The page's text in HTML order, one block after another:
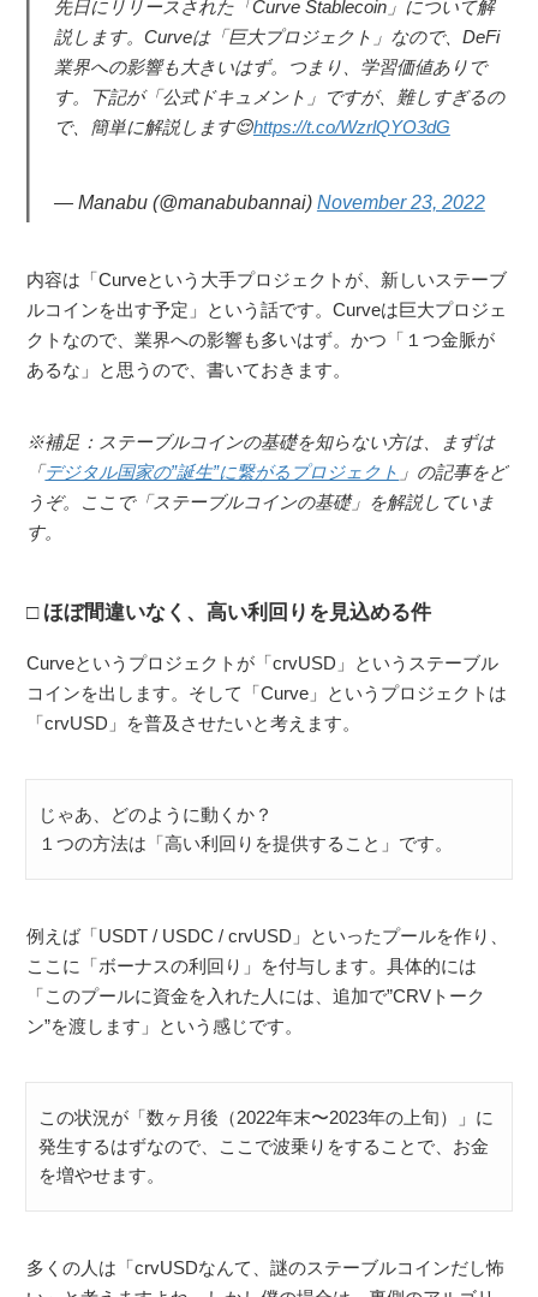
先日にリリースされた「Curve Stablecoin」について解
説します。Curveは「巨大プロジェクト」なので、DeFi
業界への影響も大きいはず。つまり、学習価値ありで
す。下記が「公式ドキュメント」ですが、難しすぎるの
で、簡単に解説します😌https://t.co/WzrlQYO3dG
— Manabu (@manabubannai) November 23, 2022
内容は「Curveという大手プロジェクトが、新しいステーブ
ルコインを出す予定」という話です。Curveは巨大プロジェ
クトなので、業界への影響も多いはず。かつ「１つ金脈が
あるな」と思うので、書いておきます。
※補足：ステーブルコインの基礎を知らない方は、まずは
「デジタル国家の”誕生”に繋がるプロジェクト 」の記事をど
うぞ。ここで「ステーブルコインの基礎」を解説していま
す。
ほぼ間違いなく、高い利回りを見込める件
Curveというプロジェクトが「crvUSD」というステーブル
コインを出します。そして「Curve」というプロジェクトは
「crvUSD」を普及させたいと考えます。
じゃあ、どのように動くか？
１つの方法は「高い利回りを提供すること」です。
例えば「USDT / USDC / crvUSD」といったプールを作り、
ここに「ボーナスの利回り」を付与します。具体的には
「このプールに資金を入れた人には、追加で”CRVトーク
ン”を渡します」という感じです。
この状況が「数ヶ月後（2022年末〜2023年の上旬）」に
発生するはずなので、ここで波乗りをすることで、お金
を増やせます。
多くの人は「crvUSDなんて、謎のステーブルコインだし怖